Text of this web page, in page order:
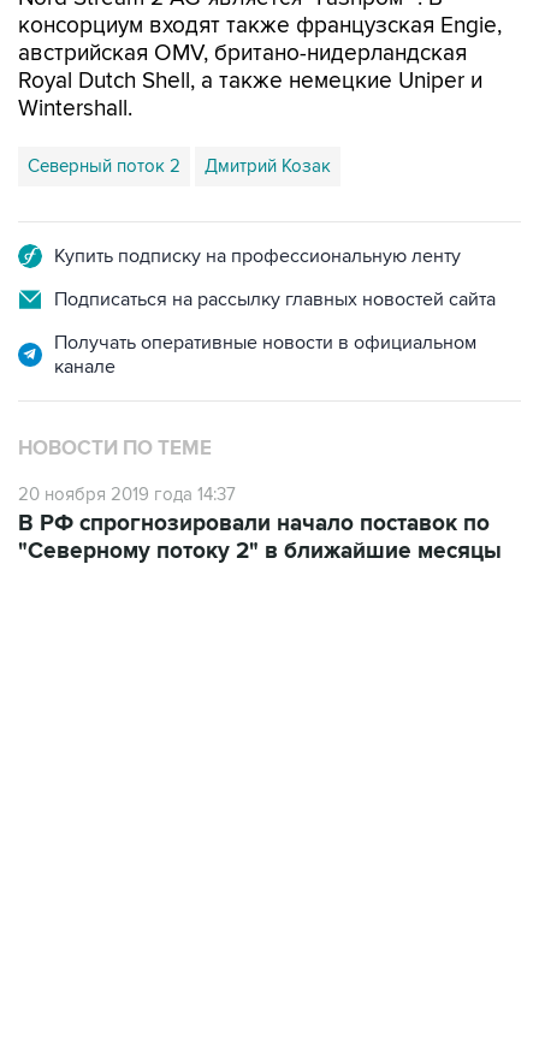
консорциум входят также французская Engie,
австрийская OMV, британо-нидерландская
Royal Dutch Shell, а также немецкие Uniper и
Wintershall.
Северный поток 2 Дмитрий Козак
Купить подписку на профессиональную ленту
Подписаться на рассылку главных новостей сайта
Получать оперативные новости в официальном
канале
НОВОСТИ ПО ТЕМЕ
20 ноября 2019 года 14:37
В РФ спрогнозировали начало поставок по
"Северному потоку 2" в ближайшие месяцы